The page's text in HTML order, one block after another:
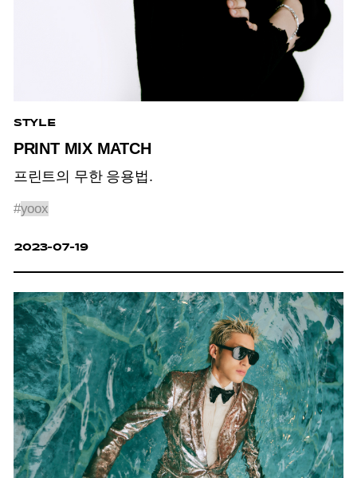
STYLE
PRINT MIX MATCH
프린트의 무한 응용법.
#yoox
2023-07-19